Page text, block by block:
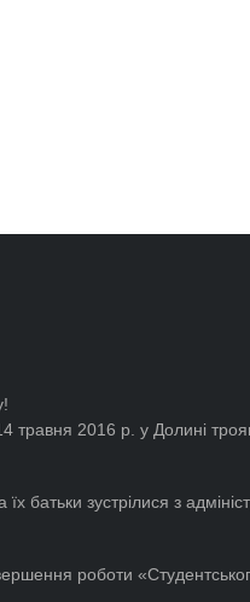
травня 2016 р. у Долині
їх батьки зустрілися з
роботи